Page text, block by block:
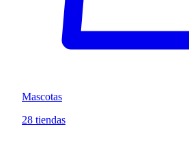
Mascotas
28 tiendas